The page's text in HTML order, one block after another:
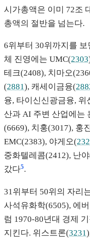
시가총액은 이미 72조
총액의 절반을 넘는다.
6위부터 30위까지를
체 진영에는 UMC(2303
테크(2408), 치마오
(2881), 캐세이금융(
융, 타이신신광금융, 위
산과 AI 주변 산업에는
(6669), 치훙(3017), 훙
EMC(2383), 야게오(
중화텔레콤(2412), 난
갔다5.
31위부터 50위의 자리
사석유화학(6505), 에
럼 1970-80년대 경제
지킨다. 위스트론(3231